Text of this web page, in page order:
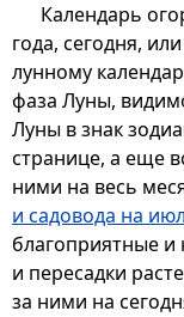
Календарь
года, сегодня,
лунному
фаза Луны,
Луны в знак
странице, а еще
ними на весь
и садовода на
благоприятные и
и пересадки
за ними на